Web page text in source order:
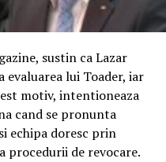
sustin ca Lazar
lui Toader, iar
motiv, intentioneaza
cand se pronunta
echipa doresc prin
procedurii de revocare.